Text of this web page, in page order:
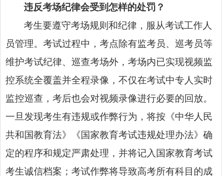
违反考场纪律会受到怎样的处罚？
考生要遵守考场规则和纪律，服从考试工作人
员管理。考试过程中，考点除有监考员、巡考员等
维护考试纪律、巡查考场外，考场内已实现视频监
控系统全覆盖并全程录像，不仅在考试中专人实时
监控巡查，考后也会对视频录像进行必要的回放。
一旦发现考生有违规或作弊行为，将按《中华人民
共和国教育法》《国家教育考试违规处理办法》确
定的程序和规定严肃处理，并将记入国家教育考试
考生诚信档案；考试作弊将导致高考所有科目的成